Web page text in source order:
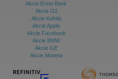
Akcie Erste Bank
Akcie O2
Akcie Kofola
Akcie Apple
Akcie Facebook
Akcie BMW
Akcie GE
Akcie Moneta